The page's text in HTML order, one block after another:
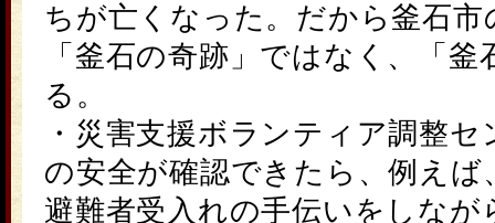
ちが亡くなった。だから釜石
「釜石の奇跡」ではなく、「
る。
・災害支援ボランティア調整
の安全が確認できたら、例えば
避難者受入れの手伝いをしな